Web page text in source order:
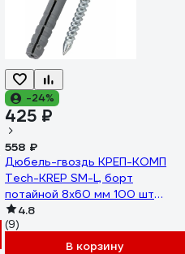
-24%
425 ₽
558 ₽
Дюбель-гвоздь КРЕП-КОМП
Tech-KREP SM-L, борт
потайной 8х60 мм 100 шт
дг860птк
4.8
(9)
В корзину